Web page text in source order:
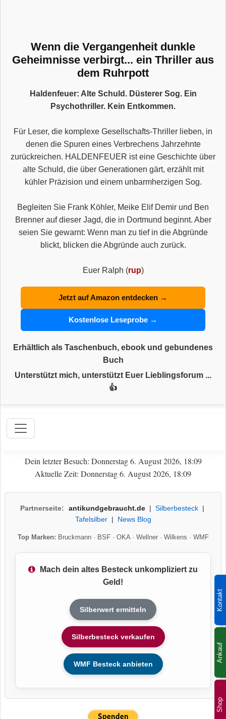
Shop
Kontakt
Ankauf
Wenn die Vergangenheit dunkle
Geheimnisse verbirgt... ein Thriller aus
dem Ruhrpott
Haldenfeuer: Alte Schuld. Düsterer Sog. Ein
Psychothriller. Kein Entkommen.
Für Leser, die komplexe Gesellschafts-Thriller lieben, in
denen die Spuren eines Verbrechens Jahrzehnte
zurückreichen. HALDENFEUER ist eine Geschichte über
alte Schuld, die über Generationen gärt, erzählt mit
kühler Präzision und einem unbarmherzigen Sog.
Begleiten Sie Frank Köhler, Meike Elif Demir und Ben
Brenner auf dieser Jagd, die in Dortmund beginnt. Aber
seien Sie gewarnt: Wenn man zu tief in die Abgründe
blickt, blicken die Abgründe auch zurück.
Euer Ralph (rup)
Jetzt auf Amazon entdecken →
Kostenlose Leseprobe →
Erhältlich als Taschenbuch, ebook und gebundenes
Buch
Unterstützt mich, unterstützt Euer Lieblingsforum ...
👍
Dein letzter Besuch: Donnerstag 6. August 2026, 18:09
Aktuelle Zeit: Donnerstag 6. August 2026, 18:09
Partnerseite: antikundgebraucht.de| Silberbesteck|
Tafelsilber| News Blog
Top Marken: Bruckmann· BSF· OKA· Wellner· Wilkens · WMF
Mach dein altes Besteck unkompliziert zu
Geld!
Silberwert ermitteln
Silberbesteck verkaufen
WMF Besteck anbieten